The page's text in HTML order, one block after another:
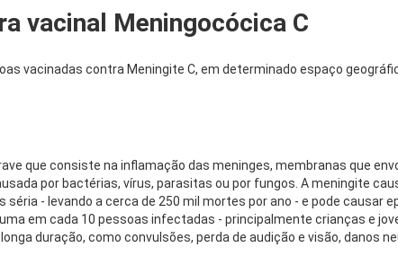
vacinal Meningocócica C
vacinadas contra Meningite C, em determinado espaço
que consiste na inflamação das meninges, membranas que
por bactérias, vírus, parasitas ou por fungos. A meningite
séria - levando a cerca de 250 mil mortes por ano - e pode causar
em cada 10 pessoas infectadas - principalmente crianças e
duração, como convulsões, perda de audição e visão, danos